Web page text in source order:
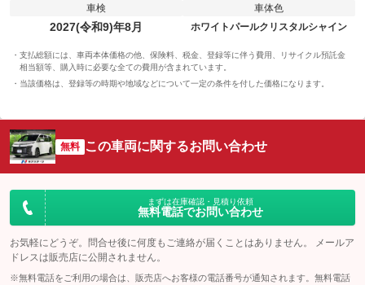
車検
2027(令和9)年8月
車体色
ホワイトパールクリスタルシャイン
支払総額には、車両本体価格の他、保険料、税金、登録等に伴う費用、リサイクル預託金
相当額等、購入時に必要な全ての費用が含まれています。
当該価格は、登録等の時期や地域などについて一定の条件を付した価格になります。
無料 この車両に関するお問い合わせ
まずは在庫確認・見積り依頼
無料電話でお問い合わせ
お気軽にどうぞ。問合せ後に何度もご連絡が届くことはありません。 メールア
ドレスは販売店に公開されません。
※無料電話をご利用の場合は、販売店へお客様の電話番号が通知されます。無料電話